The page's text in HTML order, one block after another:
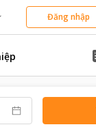
Đăng nhập